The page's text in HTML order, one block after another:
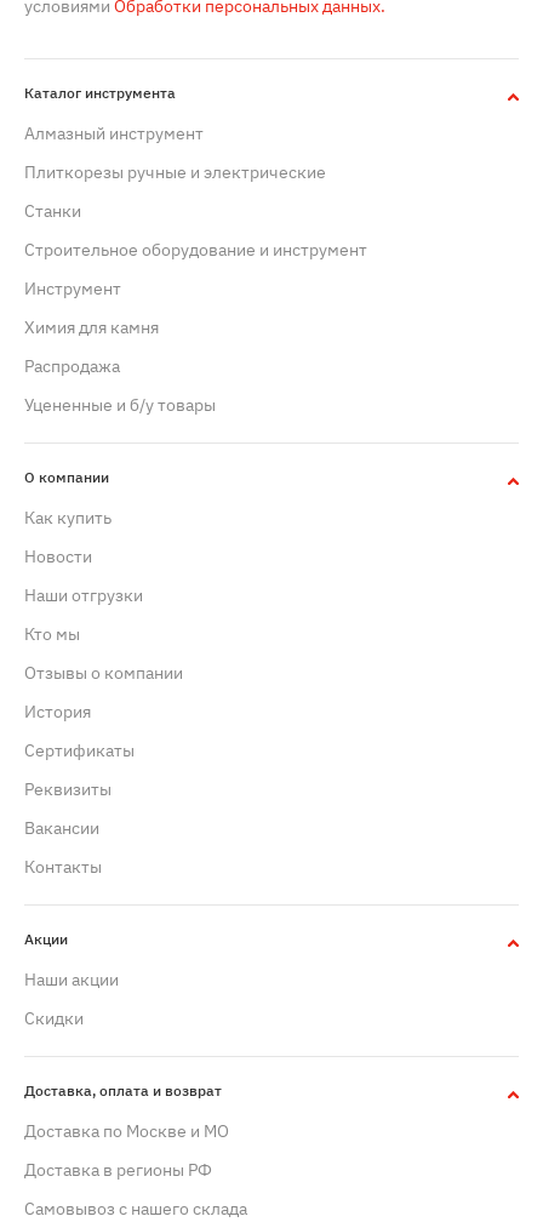
условиями Обработки персональных данных.
Каталог инструмента
Алмазный инструмент
Плиткорезы ручные и электрические
Станки
Строительное оборудование и инструмент
Инструмент
Химия для камня
Распродажа
Уцененные и б/у товары
О компании
Как купить
Новости
Наши отгрузки
Кто мы
Отзывы о компании
История
Сертификаты
Реквизиты
Вакансии
Контакты
Акции
Наши акции
Скидки
Доставка, оплата и возврат
Доставка по Москве и МО
Доставка в регионы РФ
Самовывоз с нашего склада